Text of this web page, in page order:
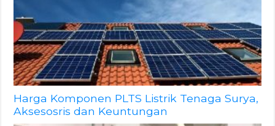
Harga Komponen PLTS Listrik Tenaga Surya,
Aksesosris dan Keuntungan